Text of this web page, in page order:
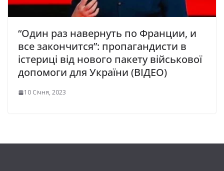
“Один раз навернуть по Франции, и
все закончится”: пропагандисти в
істериці від нового пакету військової
допомоги для України (ВІДЕО)
10 Січня, 2023